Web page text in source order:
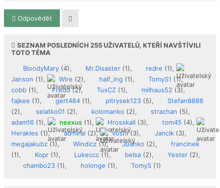
Odpovědět
SEZNAM POSLEDNÍCH 255UŽIVATELŮ, KTEŘÍ NAVŠTÍVILI
TOTO TÉMA
BloodyMary (4), Mr.Disaster (1), redre (1),
Janson (1), Wire (2), half_ing (1), TomyS1 (1),
cobb (1), Fredd(2), TuxCZ (1), milhaus52 (3),
fajkee (1), gert484 (1), pitrysek123 (5),
Stefan8888
(2),
selatko01 (2), kolomanko (2), strachan (5),
adam16 (1), neexus (1), Hrosskall (3), tom45 (4),
Herakles (1), admiral (2), voshi(3), Jancik (3),
megajakubz(1), Windicz(1), Juanko (2),
francinek
(1),
Kopr (1), Lukeccc(1), belsa (2), Yester (2),
chambo23 (1), holonge (1), TomyS (1)